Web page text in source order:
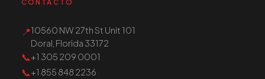
CONTACTO
📍10560 NW 27th St Unit 101
Doral, Florida 33172
📞+1 305 209 0001
📞+1 855 848 2236